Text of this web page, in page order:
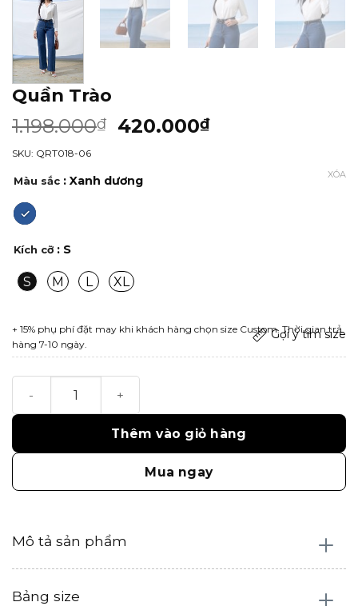
Quần Trào
1.198.000₫ 420.000₫
SKU: QRT018-06
Màu sắc : Xanh dương
Kích cỡ : S
S M L XL
XÓA
+ 15% phụ phí đặt may khi khách hàng chọn size Custom. Thời gian trả
hàng 7-10 ngày.
Gợi ý tìm size
Thêm vào giỏ hàng
Mua ngay
Mô tả sản phẩm
Bảng size